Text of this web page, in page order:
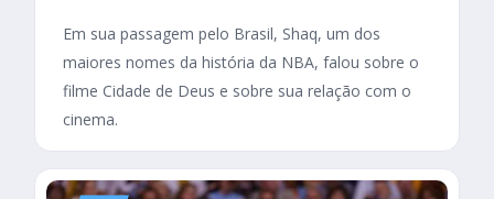
Em sua passagem pelo Brasil, Shaq, um dos
maiores nomes da história da NBA, falou sobre o
filme Cidade de Deus e sobre sua relação com o
cinema.